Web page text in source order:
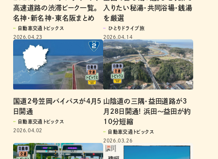
高速道路の渋滞ピーク一覧。
名神・新名神・東名阪まとめ
自動車交通トピックス
2026.04.23
入りたい秘湯・共同浴場・銭湯
を厳選
ひとりドライブ旅
2026.04.14
国道2号笠岡バイパスが4月5
日開通
自動車交通トピックス
2026.04.02
山陰道の三隅・益田道路が3
月28日開通! 浜田〜益田が約
10分短縮
自動車交通トピックス
2026.03.26